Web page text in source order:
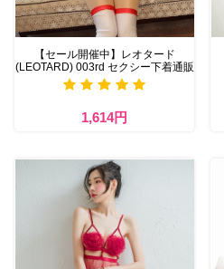
【セール開催中】レオタード
(LEOTARD) 003rd セクシー下着通販
1,614円